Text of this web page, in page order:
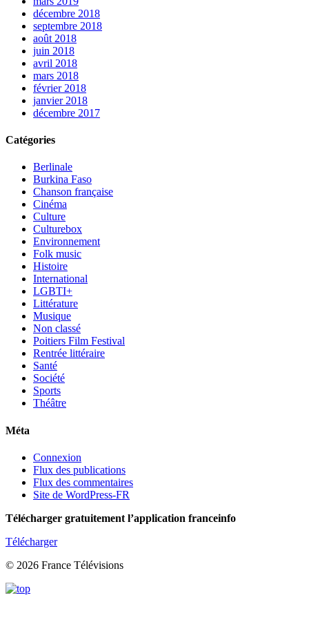
décembre 2018
septembre 2018
août 2018
juin 2018
avril 2018
mars 2018
février 2018
janvier 2018
décembre 2017
Catégories
Berlinale
Burkina Faso
Chanson française
Cinéma
Culture
Culturebox
Environnement
Folk music
Histoire
International
LGBTI+
Littérature
Musique
Non classé
Poitiers Film Festival
Rentrée littéraire
Santé
Société
Sports
Théâtre
Méta
Connexion
Flux des publications
Flux des commentaires
Site de WordPress-FR
Télécharger gratuitement l’application franceinfo
Télécharger
© 2026 France Télévisions